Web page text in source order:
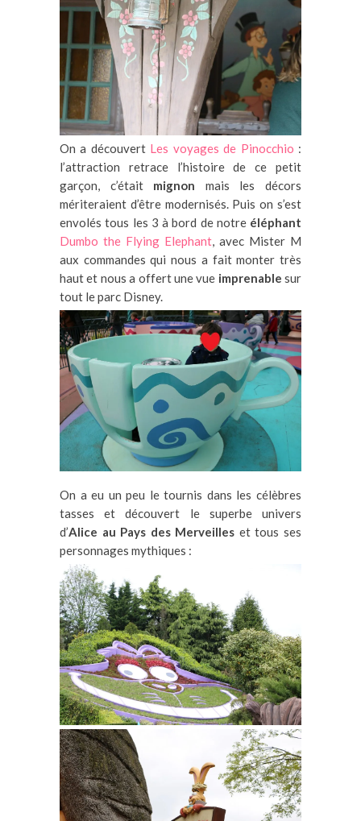
On a découvert Les voyages de Pinocchio :
l’attraction retrace l’histoire de ce petit
garçon, c’était mignon mais les décors
mériteraient d’être modernisés. Puis on s’est
envolés tous les 3 à bord de notre éléphant
Dumbo the Flying Elephant, avec Mister M
aux commandes qui nous a fait monter très
haut et nous a offert une vue imprenable sur
tout le parc Disney.
On a eu un peu le tournis dans les célèbres
tasses et découvert le superbe univers
d’Alice au Pays des Merveilles et tous ses
personnages mythiques :